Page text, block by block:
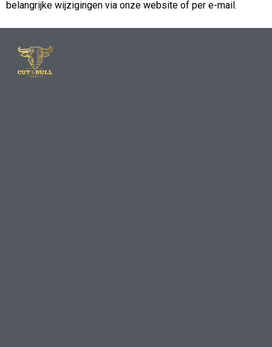
belangrijke wijzigingen via onze website of per e-mail.